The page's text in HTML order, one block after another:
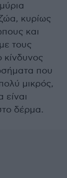
κυρίως
και
τους
που
μικρός,
δέρμα.